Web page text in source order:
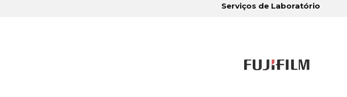
Serviços de Laboratório